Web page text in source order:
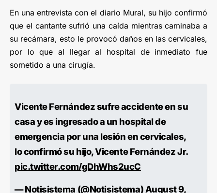
En una entrevista con el diario Mural, su hijo confirmó
que el cantante sufrió una caída mientras caminaba a
su recámara, esto le provocó daños en las cervicales,
por lo que al llegar al hospital de inmediato fue
sometido a una cirugía.
Vicente Fernández sufre accidente en su
casa y es ingresado a un hospital de
emergencia por una lesión en cervicales,
lo confirmó su hijo, Vicente Fernández Jr.
pic.twitter.com/gDhWhs2ucC
— Notisistema (@Notisistema) August 9,